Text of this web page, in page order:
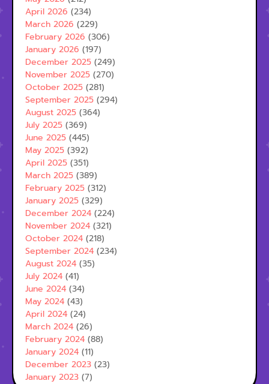
April 2026 (234)
March 2026 (229)
February 2026 (306)
January 2026 (197)
December 2025 (249)
November 2025 (270)
October 2025 (281)
September 2025 (294)
August 2025 (364)
July 2025 (369)
June 2025 (445)
May 2025 (392)
April 2025 (351)
March 2025 (389)
February 2025 (312)
January 2025 (329)
December 2024 (224)
November 2024 (321)
October 2024 (218)
September 2024 (234)
August 2024 (35)
July 2024 (41)
June 2024 (34)
May 2024 (43)
April 2024 (24)
March 2024 (26)
February 2024 (88)
January 2024 (11)
December 2023 (23)
January 2023 (7)